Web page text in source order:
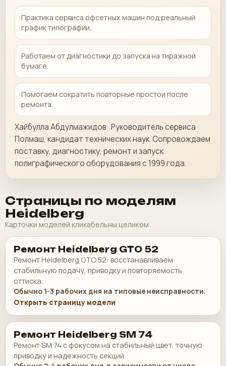
Практика сервиса офсетных машин под реальный
график типографии.
Работаем от диагностики до запуска на тиражной
бумаге.
Помогаем сократить повторные простои после
ремонта.
Хайбулла Абдулмажидов · Руководитель сервиса
Полмаш, кандидат технических наук. Сопровождаем
поставку, диагностику, ремонт и запуск
полиграфического оборудования с 1999 года.
Страницы по моделям
Heidelberg
Карточки моделей кликабельны целиком
Ремонт Heidelberg GTO 52
Ремонт Heidelberg GTO 52: восстанавливаем
стабильную подачу, приводку и повторяемость
оттиска.
Обычно 1-3 рабочих дня на типовые неисправности.
Открыть страницу модели
Ремонт Heidelberg SM 74
Ремонт SM 74 с фокусом на стабильный цвет, точную
приводку и надежность секций.